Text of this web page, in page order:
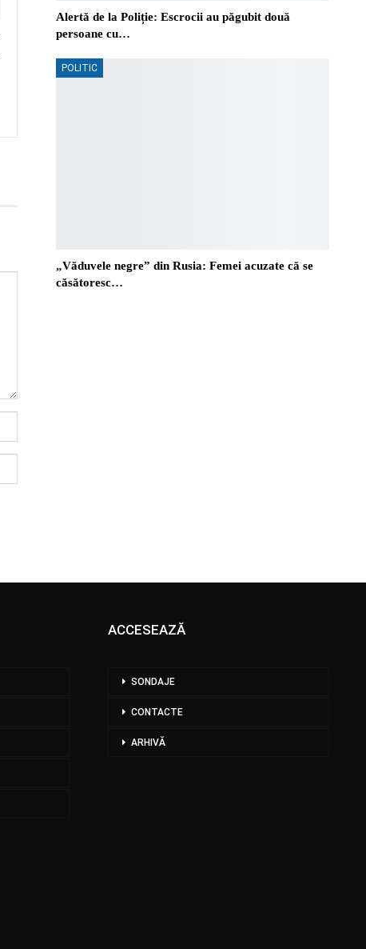
Alertă de la Poliție: Escrocii au păgubit două
persoane cu…
POLITIC
„Văduvele negre” din Rusia: Femei acuzate că se
căsătoresc…
ACCESEAZĂ
SONDAJE
CONTACTE
ARHIVĂ